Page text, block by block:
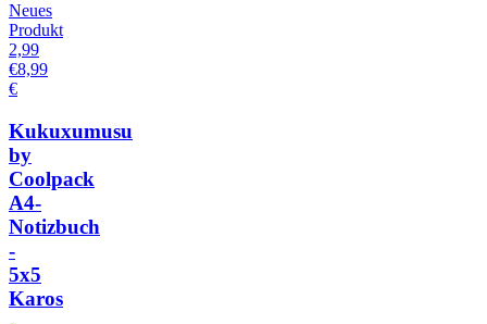
Neues
Produkt
2,99
€8,99
€
Kukuxumusu
by
Coolpack
A4-
Notizbuch
-
5x5
Karos